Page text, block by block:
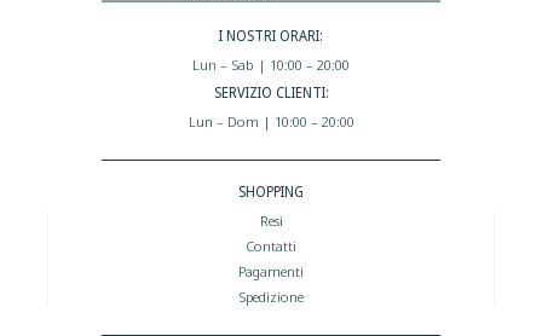
I NOSTRI ORARI:
Lun – Sab | 10:00 – 20:00
SERVIZIO CLIENTI:
Lun – Dom | 10:00 – 20:00
SHOPPING
Resi
Contatti
Pagamenti
Spedizione